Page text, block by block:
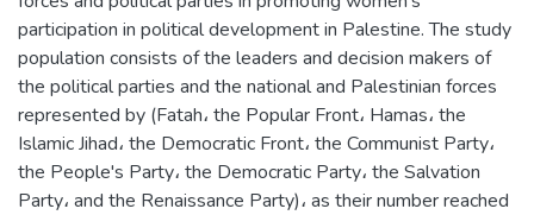
participation in political development in Palestine. The study
population consists of the leaders and decision makers of
the political parties and the national and Palestinian forces
represented by (Fatah، the Popular Front، Hamas، the
Islamic Jihad، the Democratic Front، the Communist Party،
the People's Party، the Democratic Party، the Salvation
Party، and the Renaissance Party)، as their number reached